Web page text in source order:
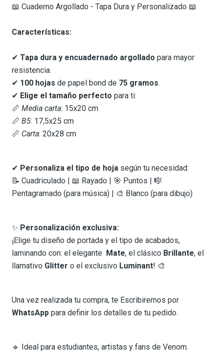
📖 Cuaderno Argollado - Tapa Dura y Personalizado 📖
Características:
✔ Tapa dura y encuadernado argollado para mayor
resistencia.
✔ 100 hojas de papel bond de 75 gramos.
✔ Elige el tamaño perfecto para ti:
📏 Media carta: 15x20 cm
📏 B5: 17,5x25 cm
📏 Carta: 20x28 cm
✔ Personaliza el tipo de hoja según tu necesidad:
📝 Cuadriculado | 📖 Rayado | 🎯 Puntos | 🎼
Pentagramado (para música) | 🎨 Blanco (para dibujo)
✨ Personalización exclusiva:
¡Elige tu diseño de portada y el tipo de acabados,
laminando con: el elegante Mate, el clásico Brillante, el
llamativo Glitter o el exclusivo Luminant! 🎨
Una vez realizada tu compra, te Escribiremos por
WhatsApp para definir los detalles de tu pedido.
🔹 Ideal para estudiantes, artistas y fans de Venom.